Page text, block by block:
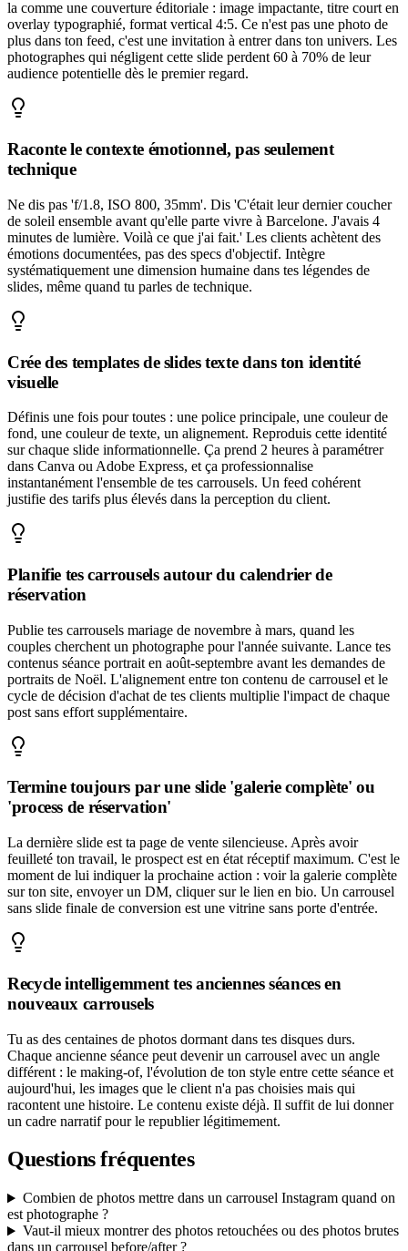
la comme une couverture éditoriale : image impactante, titre court en
overlay typographié, format vertical 4:5. Ce n'est pas une photo de
plus dans ton feed, c'est une invitation à entrer dans ton univers. Les
photographes qui négligent cette slide perdent 60 à 70% de leur
audience potentielle dès le premier regard.
Raconte le contexte émotionnel, pas seulement
technique
Ne dis pas 'f/1.8, ISO 800, 35mm'. Dis 'C'était leur dernier coucher
de soleil ensemble avant qu'elle parte vivre à Barcelone. J'avais 4
minutes de lumière. Voilà ce que j'ai fait.' Les clients achètent des
émotions documentées, pas des specs d'objectif. Intègre
systématiquement une dimension humaine dans tes légendes de
slides, même quand tu parles de technique.
Crée des templates de slides texte dans ton identité
visuelle
Définis une fois pour toutes : une police principale, une couleur de
fond, une couleur de texte, un alignement. Reproduis cette identité
sur chaque slide informationnelle. Ça prend 2 heures à paramétrer
dans Canva ou Adobe Express, et ça professionnalise
instantanément l'ensemble de tes carrousels. Un feed cohérent
justifie des tarifs plus élevés dans la perception du client.
Planifie tes carrousels autour du calendrier de
réservation
Publie tes carrousels mariage de novembre à mars, quand les
couples cherchent un photographe pour l'année suivante. Lance tes
contenus séance portrait en août-septembre avant les demandes de
portraits de Noël. L'alignement entre ton contenu de carrousel et le
cycle de décision d'achat de tes clients multiplie l'impact de chaque
post sans effort supplémentaire.
Termine toujours par une slide 'galerie complète' ou
'process de réservation'
La dernière slide est ta page de vente silencieuse. Après avoir
feuilleté ton travail, le prospect est en état réceptif maximum. C'est le
moment de lui indiquer la prochaine action : voir la galerie complète
sur ton site, envoyer un DM, cliquer sur le lien en bio. Un carrousel
sans slide finale de conversion est une vitrine sans porte d'entrée.
Recycle intelligemment tes anciennes séances en
nouveaux carrousels
Tu as des centaines de photos dormant dans tes disques durs.
Chaque ancienne séance peut devenir un carrousel avec un angle
différent : le making-of, l'évolution de ton style entre cette séance et
aujourd'hui, les images que le client n'a pas choisies mais qui
racontent une histoire. Le contenu existe déjà. Il suffit de lui donner
un cadre narratif pour le republier légitimement.
Questions fréquentes
Combien de photos mettre dans un carrousel Instagram quand on
est photographe ?
Vaut-il mieux montrer des photos retouchées ou des photos brutes
dans un carrousel before/after ?